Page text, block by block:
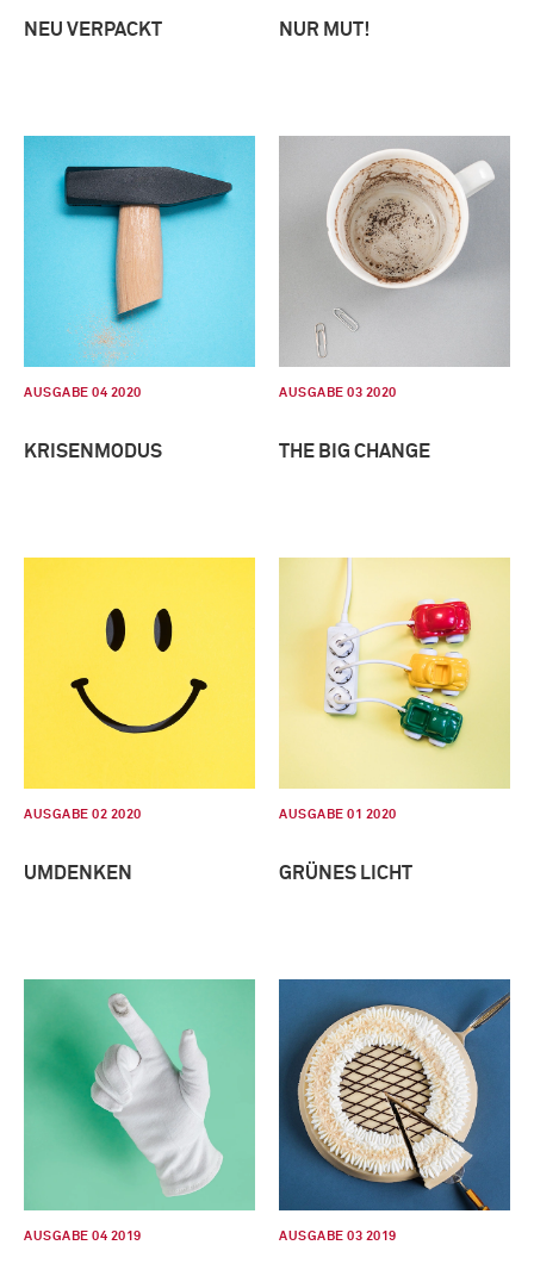
NEU VERPACKT NUR MUT!
AUSGABE 04 2020
KRISENMODUS
AUSGABE 03 2020
THE BIG CHANGE
AUSGABE 02 2020
UMDENKEN
AUSGABE 01 2020
GRÜNES LICHT
AUSGABE 04 2019 AUSGABE 03 2019